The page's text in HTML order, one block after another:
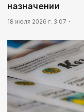
назначении
18 июля 2026 г. 3:07